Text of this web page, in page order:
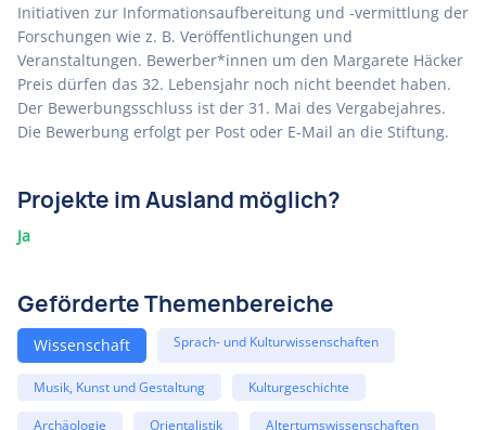
Initiativen zur Informationsaufbereitung und -vermittlung der
Forschungen wie z. B. Veröffentlichungen und
Veranstaltungen. Bewerber*innen um den Margarete Häcker
Preis dürfen das 32. Lebensjahr noch nicht beendet haben.
Der Bewerbungsschluss ist der 31. Mai des Vergabejahres.
Die Bewerbung erfolgt per Post oder E-Mail an die Stiftung.
Projekte im Ausland möglich?
Ja
Geförderte Themenbereiche
Wissenschaft Sprach- und Kulturwissenschaften
Musik, Kunst und Gestaltung Kulturgeschichte
Archäologie Orientalistik Altertumswissenschaften